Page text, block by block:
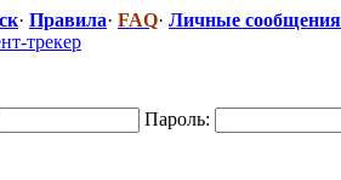
· Правила· FAQ· Личные сообщения
Пароль: